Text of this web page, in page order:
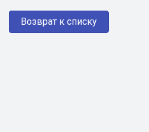
Возврат к списку